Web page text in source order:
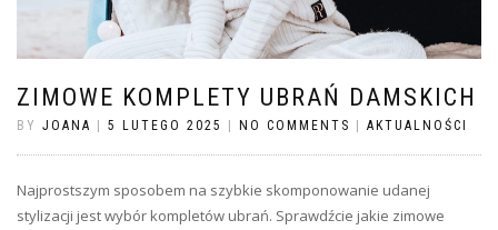
ZIMOWE KOMPLETY UBRAŃ DAMSKICH
BY JOANA 5 LUTEGO 2025 NO COMMENTS AKTUALNOŚCI
Najprostszym sposobem na szybkie skomponowanie udanej
stylizacji jest wybór kompletów ubrań. Sprawdźcie jakie zimowe